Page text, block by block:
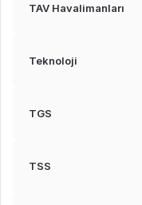
TAV Havalimanları
Teknoloji
TGS
TSS